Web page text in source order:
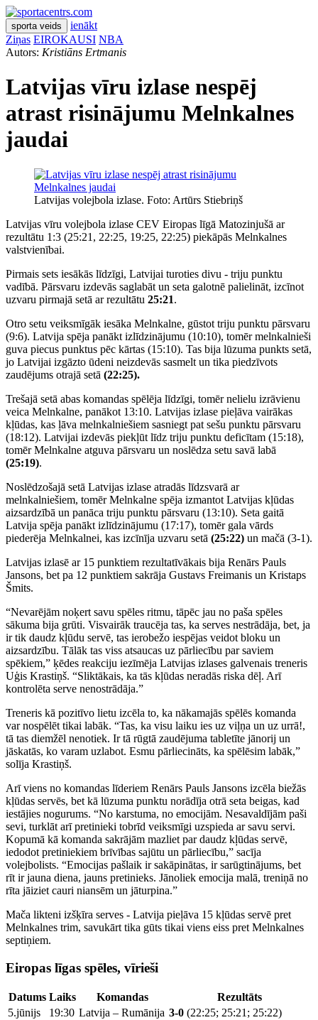
sporta veids
ienākt
Ziņas EIROKAUSI NBA
Autors: Kristiāns Ertmanis
Latvijas vīru izlase nespēj
atrast risinājumu Melnkalnes
jaudai
Latvijas volejbola izlase. Foto: Artūrs Stiebriņš
Latvijas vīru volejbola izlase CEV Eiropas līgā Matozinjušā ar
rezultātu 1:3 (25:21, 22:25, 19:25, 22:25) piekāpās Melnkalnes
valstvienībai.
Pirmais sets iesākās līdzīgi, Latvijai turoties divu - triju punktu
vadībā. Pārsvaru izdevās saglabāt un seta galotnē palielināt, izcīnot
uzvaru pirmajā setā ar rezultātu 25:21.
Otro setu veiksmīgāk iesāka Melnkalne, gūstot triju punktu pārsvaru
(9:6). Latvija spēja panākt izlīdzinājumu (10:10), tomēr melnkalnieši
guva piecus punktus pēc kārtas (15:10). Tas bija lūzuma punkts setā,
jo Latvijai izgāzto ūdeni neizdevās sasmelt un tika piedzīvots
zaudējums otrajā setā (22:25).
Trešajā setā abas komandas spēlēja līdzīgi, tomēr nelielu izrāvienu
veica Melnkalne, panākot 13:10. Latvijas izlase pieļāva vairākas
kļūdas, kas ļāva melnkalniešiem sasniegt pat sešu punktu pārsvaru
(18:12). Latvijai izdevās piekļūt līdz triju punktu deficītam (15:18),
tomēr Melnkalne atguva pārsvaru un noslēdza setu savā labā
(25:19).
Noslēdzošajā setā Latvijas izlase atradās līdzsvarā ar
melnkalniešiem, tomēr Melnkalne spēja izmantot Latvijas kļūdas
aizsardzībā un panāca triju punktu pārsvaru (13:10). Seta gaitā
Latvija spēja panākt izlīdzinājumu (17:17), tomēr gala vārds
piederēja Melnkalnei, kas izcīnīja uzvaru setā (25:22) un mačā (3-1).
Latvijas izlasē ar 15 punktiem rezultatīvākais bija Renārs Pauls
Jansons, bet pa 12 punktiem sakrāja Gustavs Freimanis un Kristaps
Šmits.
“Nevarējām noķert savu spēles ritmu, tāpēc jau no paša spēles
sākuma bija grūti. Visvairāk traucēja tas, ka serves nestrādāja, bet, ja
ir tik daudz kļūdu servē, tas ierobežo iespējas veidot bloku un
aizsardzību. Tālāk tas viss atsaucas uz pārliecību par saviem
spēkiem,” ķēdes reakciju iezīmēja Latvijas izlases galvenais treneris
Uģis Krastiņš. “Sliktākais, ka tās kļūdas neradās riska dēļ. Arī
kontrolēta serve nenostrādāja.”
Treneris kā pozitīvo lietu izcēla to, ka nākamajās spēlēs komanda
var nospēlēt tikai labāk. “Tas, ka visu laiku ies uz viļņa un uz urrā!,
tā tas diemžēl nenotiek. Ir tā rūgtā zaudējuma tabletīte jānorij un
jāskatās, ko varam uzlabot. Esmu pārliecināts, ka spēlēsim labāk,”
solīja Krastiņš.
Arī viens no komandas līderiem Renārs Pauls Jansons izcēla biežās
kļūdas servēs, bet kā lūzuma punktu norādīja otrā seta beigas, kad
iestājies nogurums. “No karstuma, no emocijām. Nesavaldījām paši
sevi, turklāt arī pretinieki tobrīd veiksmīgi uzspieda ar savu servi.
Kopumā kā komanda sakrājām mazliet par daudz kļūdas servē,
iedodot pretiniekiem brīvības sajūtu un pārliecību,” sacīja
volejbolists. “Emocijas pašlaik ir sakāpinātas, ir sarūgtinājums, bet
rīt ir jauna diena, jauns pretinieks. Jānoliek emocija malā, treniņā no
rīta jāiziet cauri niansēm un jāturpina.”
Mača likteni izšķīra serves - Latvija pieļāva 15 kļūdas servē pret
Melnkalnes trim, savukārt tika gūts tikai viens eiss pret Melnkalnes
septiņiem.
Eiropas līgas spēles, vīrieši
Datums Laiks Komandas
Rezultāts
5.jūnijs
19:30 Latvija – Rumānija 3-0 (22:25; 25:21; 25:22)